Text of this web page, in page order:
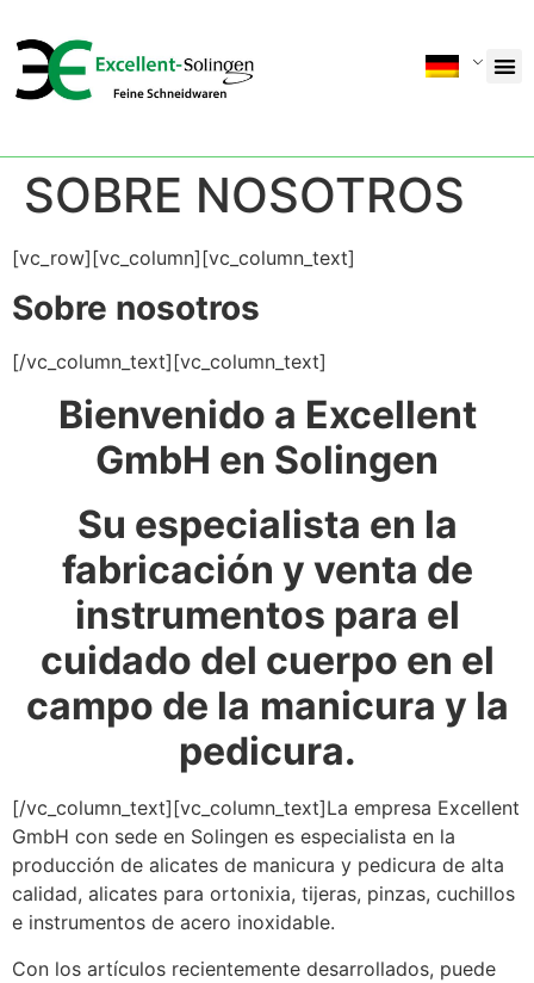
SOBRE NOSOTROS
[vc_row][vc_column][vc_column_text]
Sobre nosotros
[/vc_column_text][vc_column_text]
Bienvenido a Excellent
GmbH en Solingen
Su especialista en la
fabricación y venta de
instrumentos para el
cuidado del cuerpo en el
campo de la manicura y la
pedicura.
[/vc_column_text][vc_column_text]La empresa Excellent
GmbH con sede en Solingen es especialista en la
producción de alicates de manicura y pedicura de alta
calidad, alicates para ortonixia, tijeras, pinzas, cuchillos
e instrumentos de acero inoxidable.
Con los artículos recientemente desarrollados, puede